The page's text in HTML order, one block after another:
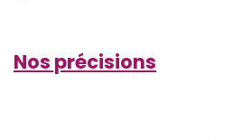
Nos précisions